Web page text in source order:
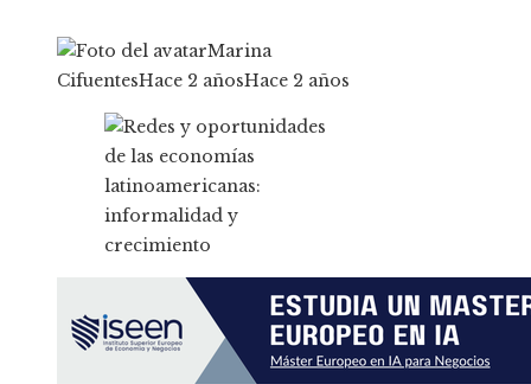
Marina
CifuentesHace 2 añosHace 2 años